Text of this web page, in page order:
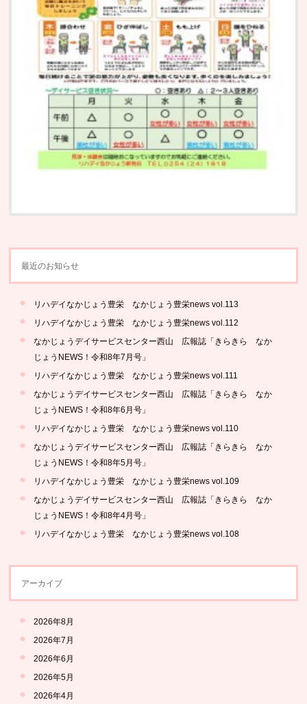
最近のお知らせ
リハデイなかじょう豊栄 なかじょう豊栄news vol.113
リハデイなかじょう豊栄 なかじょう豊栄news vol.112
なかじょうデイサービスセンター西山 広報誌「きらきら なか
じょうNEWS！令和8年7月号」
リハデイなかじょう豊栄 なかじょう豊栄news vol.111
なかじょうデイサービスセンター西山 広報誌「きらきら なか
じょうNEWS！令和8年6月号」
リハデイなかじょう豊栄 なかじょう豊栄news vol.110
なかじょうデイサービスセンター西山 広報誌「きらきら なか
じょうNEWS！令和8年5月号」
リハデイなかじょう豊栄 なかじょう豊栄news vol.109
なかじょうデイサービスセンター西山 広報誌「きらきら なか
じょうNEWS！令和8年4月号」
リハデイなかじょう豊栄 なかじょう豊栄news vol.108
アーカイブ
2026年8月
2026年7月
2026年6月
2026年5月
2026年4月